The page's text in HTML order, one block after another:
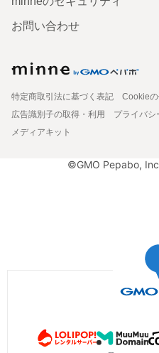
お問い合わせ
特定商取引法に基づく表記
Cookie
広告識別子の取得・利用
プライバシ
メディアキット
©GMO Pepabo,